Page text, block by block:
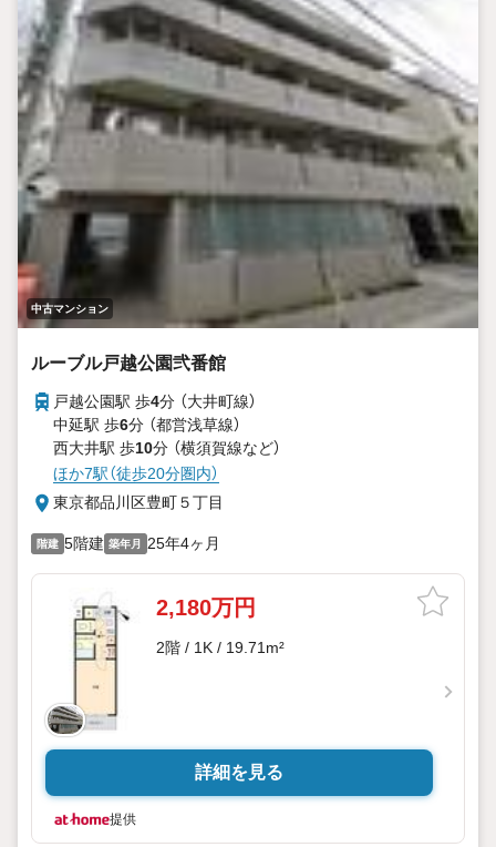
中古マンション
ルーブル戸越公園弐番館
戸越公園駅 歩4分 （大井町線）
中延駅 歩6分 （都営浅草線）
西大井駅 歩10分 （横須賀線など）
ほか7駅（徒歩20分圏内）
東京都品川区豊町５丁目
階建 5階建 築年月 25年4ヶ月
2,180万円
2階 / 1K / 19.71m²
詳細を見る
提供